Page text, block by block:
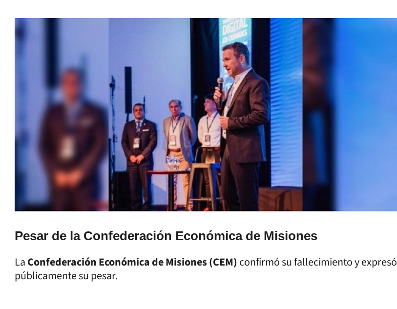
Pesar de la Confederación Económica de Misiones
LaConfederación Económica de Misiones (CEM) confirmó su fallecimiento y expresó
públicamente su pesar.